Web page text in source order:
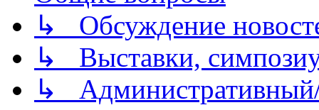
↳ Обсуждение
↳ Выставки,
↳